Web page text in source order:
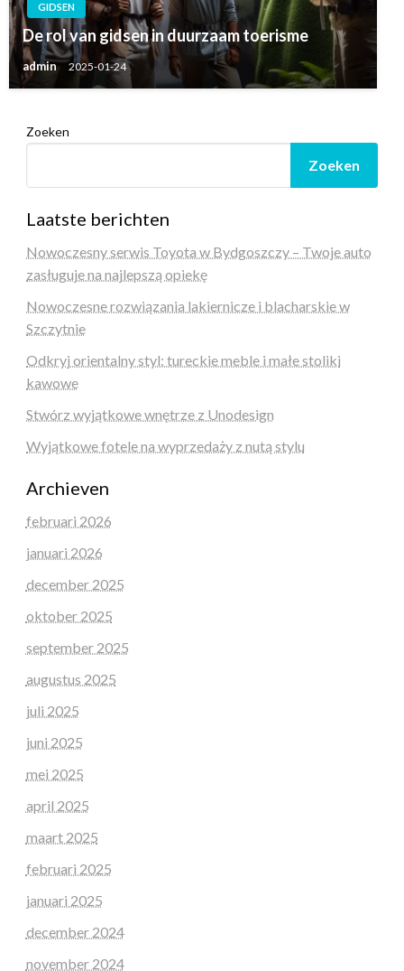
GIDSEN
De rol van gidsen in duurzaam toerisme
admin 2025-01-24
Zoeken
Zoeken
Laatste berichten
Nowoczesny serwis Toyota w Bydgoszczy – Twoje auto
zasługuje na najlepszą opiekę
Nowoczesne rozwiązania lakiernicze i blacharskie w
Szczytnie
Odkryj orientalny styl: tureckie meble i małe stoliki
kawowe
Stwórz wyjątkowe wnętrze z Unodesign
Wyjątkowe fotele na wyprzedaży z nutą stylu
Archieven
februari 2026
januari 2026
december 2025
oktober 2025
september 2025
augustus 2025
juli 2025
juni 2025
mei 2025
april 2025
maart 2025
februari 2025
januari 2025
december 2024
november 2024